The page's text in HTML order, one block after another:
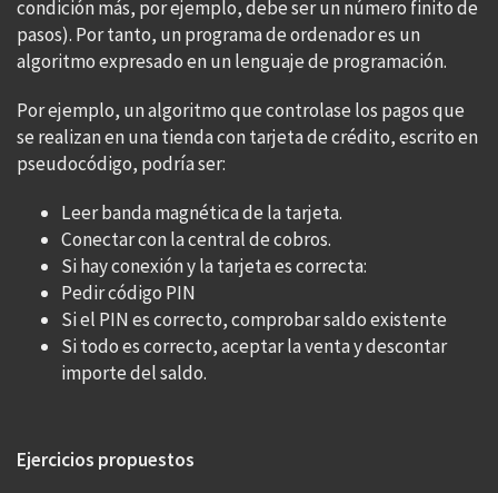
condición más, por ejemplo, debe ser un número finito de
pasos). Por tanto, un programa de ordenador es un
algoritmo expresado en un lenguaje de programación.
Por ejemplo, un algoritmo que controlase los pagos que
se realizan en una tienda con tarjeta de crédito, escrito en
pseudocódigo, podría ser:
Leer banda magnética de la tarjeta.
Conectar con la central de cobros.
Si hay conexión y la tarjeta es correcta:
Pedir código PIN
Si el PIN es correcto, comprobar saldo existente
Si todo es correcto, aceptar la venta y descontar
importe del saldo.
Ejercicios propuestos